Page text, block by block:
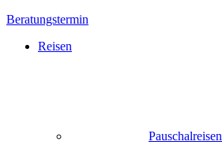
Beratungstermin
Reisen
Pauschalreisen